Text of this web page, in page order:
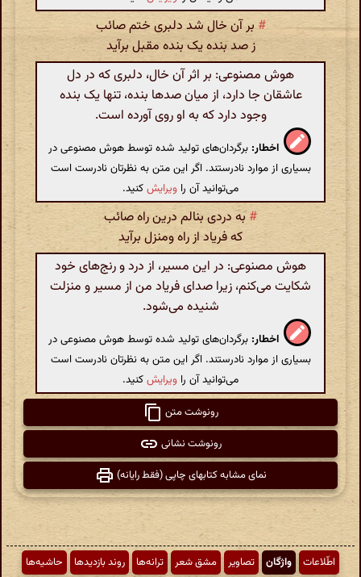
# بر آن خال شد دلبری ختم صائب
ز صد بنده یک بنده مقبل برآید
هوش مصنوعی: بر اثر آن خال، دلبری که در دل
عاشقان جا دارد، از میان صدها بنده، تنها یک بنده
وجود دارد که به او روی آورده است.
اخطار: برگردان‌های تولید شده توسط هوش مصنوعی در
بسیاری از موارد نادرستند. اگر این متن به نظرتان نادرست است
می‌توانید آن را ویرایشکنید.
#به دردی بنالم درین راه صائب
که فریاد از راه ومنزل برآید
هوش مصنوعی: در این مسیر، از درد و رنج‌های خود
شکایت می‌کنم، زیرا صدای فریاد من از مسیر و منزلت
شنیده می‌شود.
اخطار: برگردان‌های تولید شده توسط هوش مصنوعی در
بسیاری از موارد نادرستند. اگر این متن به نظرتان نادرست است
می‌توانید آن را ویرایشکنید.
رونوشت متن
رونوشت نشانی
نمای مشابه کتابهای چاپی (فقط رایانه)
اطّلاعات واژگان تصاویر مشق شعر ترانه‌ها روند بازدیدها حاشیه‌ها